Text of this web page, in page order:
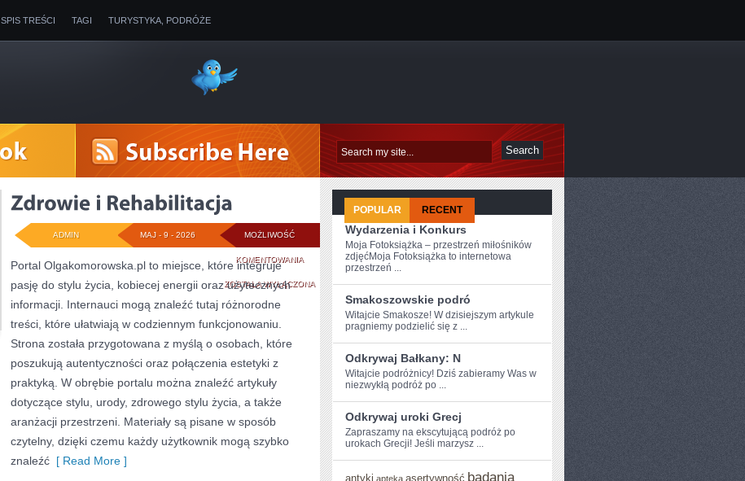
SPIS TREŚCI TAGI TURYSTYKA, PODRÓŻE
MOŻLIWOŚĆ
KOMENTOWANIAZDROWIE
I
REHABILITACJA
ZOSTAŁA WYŁĄCZONA
MAJ - 9 - 2026
ADMIN
Portal Olgakomorowska.pl to miejsce, które integruje
pasję do stylu życia, kobiecej energii oraz użytecznych
informacji. Internauci mogą znaleźć tutaj różnorodne
treści, które ułatwiają w codziennym funkcjonowaniu.
Strona została przygotowana z myślą o osobach, które
poszukują autentyczności oraz połączenia estetyki z
praktyką. W obrębie portalu można znaleźć artykuły
dotyczące stylu, urody, zdrowego stylu życia, a także
aranżacji przestrzeni. Materiały są pisane w sposób
czytelny, dzięki czemu każdy użytkownik mogą szybko
znaleźć [ Read More ]
POPULAR RECENT
Wydarzenia i Konkurs
Moja Fotoksiążka – przestrzeń miłośników
zdjęćMoja Fotoksiążka to internetowa
przestrzeń ...
Smakoszowskie podró
Witajcie Smakosze! W dzisiejszym artykule
pragniemy podzielić się z‍ ...
Odkrywaj Bałkany: N
Witajcie podróżnicy! Dziś zabieramy Was w
niezwykłą podróż po ...
Odkrywaj uroki Grecj
Zapraszamy na ekscytującą podróż po
urokach Grecji! Jeśli marzysz ...
antyki apteka asertywność badania